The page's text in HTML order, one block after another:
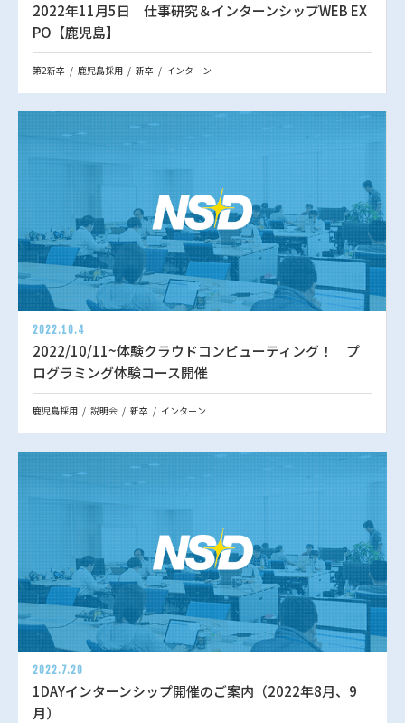
2022年11月5日 仕事研究＆インターンシップWEB EX
PO【鹿児島】
第2新卒 鹿児島採用 新卒 インターン
2022.10.4
2022/10/11~体験クラウドコンピューティング！ プ
ログラミング体験コース開催
鹿児島採用 説明会 新卒 インターン
2022.7.20
1DAYインターンシップ開催のご案内（2022年8月、9
月）